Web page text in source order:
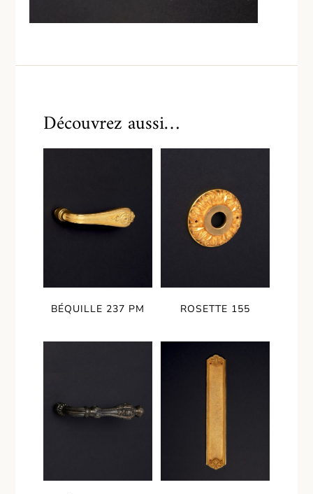
Découvrez aussi…
BÉQUILLE 237 PM ROSETTE 155